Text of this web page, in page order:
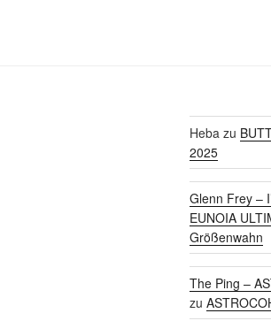
Heba zu
2025
Glenn Frey –
EUNOIA
Größenwahn
The Ping –
zu